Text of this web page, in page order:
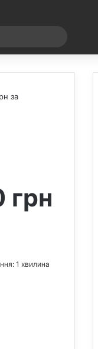
за
грн
1 хвилина